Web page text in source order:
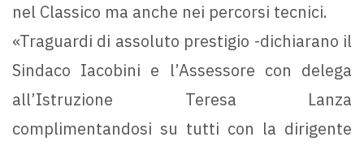
nel Classico ma anche nei percorsi tecnici.
«Traguardi di assoluto prestigio -dichiarano il
Sindaco Iacobini e l’Assessore con delega
all’Istruzione Teresa Lanza
complimentandosi su tutti con la dirigente